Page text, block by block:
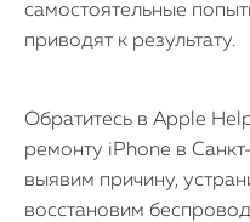
самостоятельные
приводят к результату.
Обратитесь в Apple
ремонту iPhone в
выявим причину,
восстановим